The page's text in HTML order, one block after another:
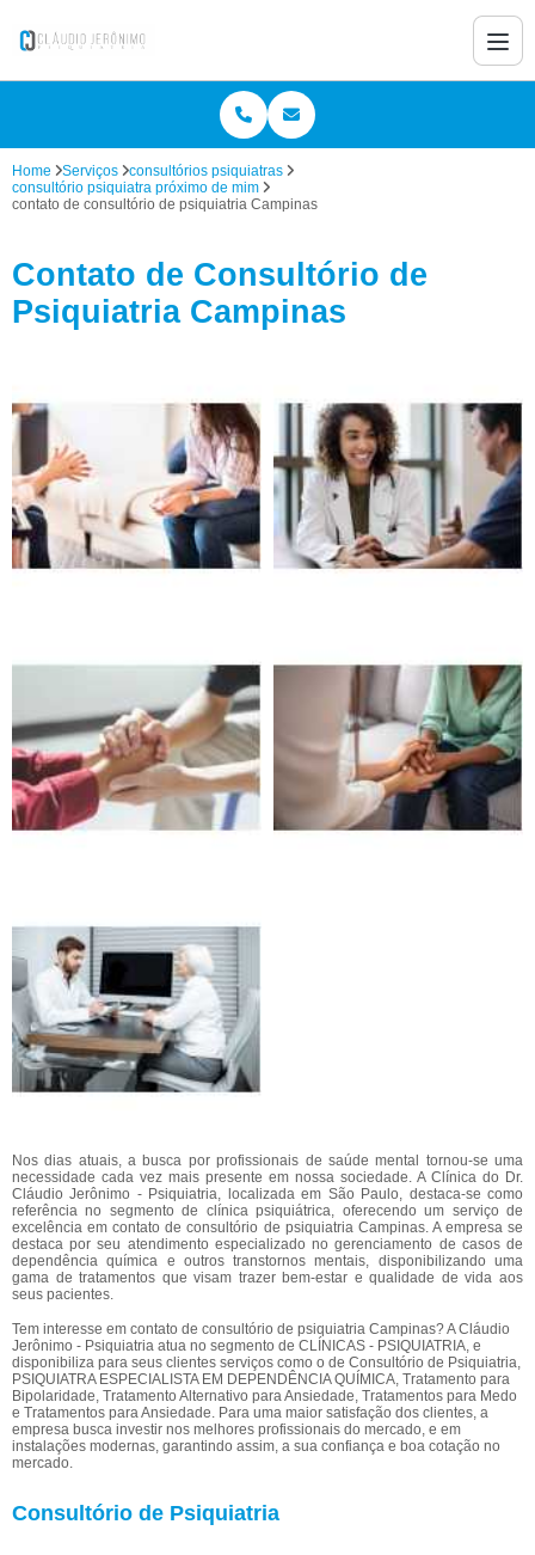
Home Serviços
consultórios psiquiatras
consultório psiquiatra próximo de mim
contato de consultório de psiquiatria Campinas
Contato de Consultório de
Psiquiatria Campinas
Nos dias atuais, a busca por profissionais de saúde mental tornou-se uma
necessidade cada vez mais presente em nossa sociedade. A Clínica do Dr.
Cláudio Jerônimo - Psiquiatria, localizada em São Paulo, destaca-se como
referência no segmento de clínica psiquiátrica, oferecendo um serviço de
excelência em contato de consultório de psiquiatria Campinas. A empresa se
destaca por seu atendimento especializado no gerenciamento de casos de
dependência química e outros transtornos mentais, disponibilizando uma
gama de tratamentos que visam trazer bem-estar e qualidade de vida aos
seus pacientes.
Tem interesse em contato de consultório de psiquiatria Campinas? A Cláudio
Jerônimo - Psiquiatria atua no segmento de CLÍNICAS - PSIQUIATRIA, e
disponibiliza para seus clientes serviços como o de Consultório de Psiquiatria,
PSIQUIATRA ESPECIALISTA EM DEPENDÊNCIA QUÍMICA, Tratamento para
Bipolaridade, Tratamento Alternativo para Ansiedade, Tratamentos para Medo
e Tratamentos para Ansiedade. Para uma maior satisfação dos clientes, a
empresa busca investir nos melhores profissionais do mercado, e em
instalações modernas, garantindo assim, a sua confiança e boa cotação no
mercado.
Consultório de Psiquiatria